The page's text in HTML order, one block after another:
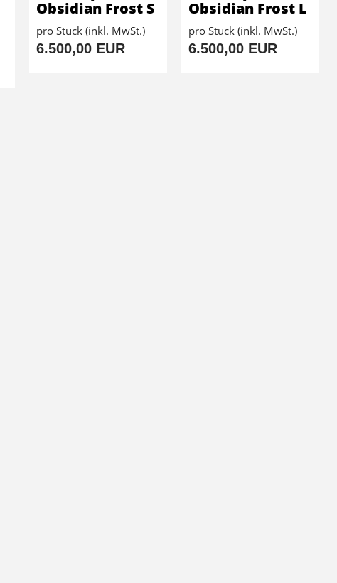
Obsidian Frost S
pro Stück (inkl. MwSt.)
6.500,00 EUR
Obsidian Frost L
pro Stück (inkl. MwSt.)
6.500,00 EUR